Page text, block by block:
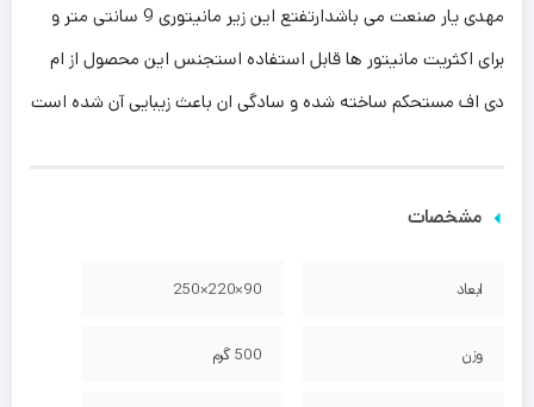
مهدی یار صنعت می باشدارتفتع این زیر مانیتوری 9 سانتی متر و
برای اکثریت مانیتور ها قابل استفاده استجنس این محصول از ام
دی اف مستحکم ساخته شده و سادگی ان باعث زیبایی آن شده است
مشخصات
ابعاد 90×220×250
وزن 500 گرم